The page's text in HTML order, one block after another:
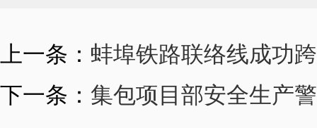
上一条： 蚌埠铁路联络线成功
下一条： 集包项目部安全生产